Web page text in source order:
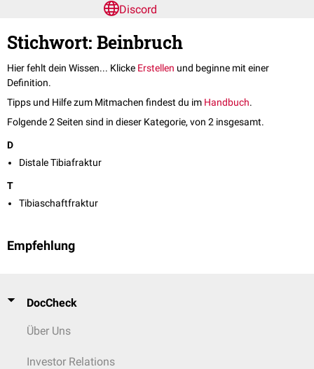
Discord
Stichwort: Beinbruch
Hier fehlt dein Wissen... Klicke Erstellen und beginne mit einer
Definition.
Tipps und Hilfe zum Mitmachen findest du im Handbuch.
Folgende 2 Seiten sind in dieser Kategorie, von 2 insgesamt.
D
Distale Tibiafraktur
T
Tibiaschaftfraktur
Empfehlung
DocCheck
Über Uns
Investor Relations